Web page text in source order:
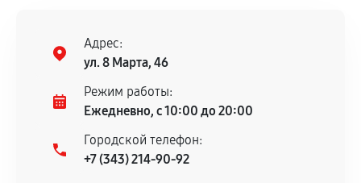
нормальной эксплуатации в течение
гарантийного срока.
Несоответствие комплектующей заявленным
техническим характеристикам.
Документы для подтверждения
Адрес:
ул. 8 Марта, 46
Режим работы:
Ежедневно, с 10:00 до 20:00
Городской телефон:
+7 (343) 214-90-92